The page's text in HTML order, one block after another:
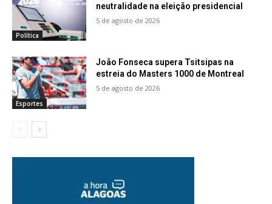
Política
neutralidade na eleição presidencial
5 de agosto de 2026
Esportes
João Fonseca supera Tsitsipas na
estreia do Masters 1000 de Montreal
5 de agosto de 2026